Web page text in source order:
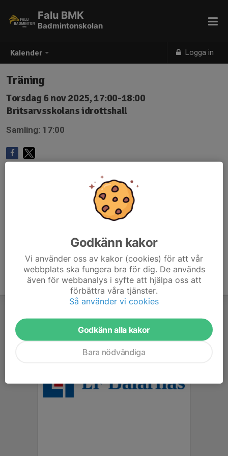
Kalender Logga in
Falu BMK
Badmintonskolan
Träning
Torsdag 6 nov 2025, 17:00-18:00
Britsarvsskolans idrottshall
Samling: 17:00
Godkänn kakor
Vi använder oss av kakor (cookies) för att vår
webbplats ska fungera bra för dig. De används
även för webbanalys i syfte att hjälpa oss att
förbättra våra tjänster.
Så använder vi cookies
Godkänn alla kakor
Bara nödvändiga